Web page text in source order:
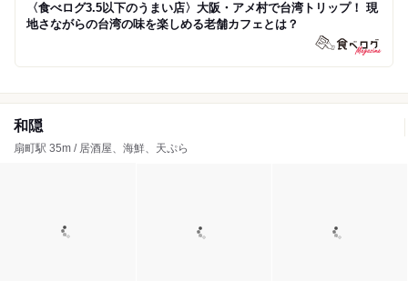
〈食べログ3.5以下のうまい店〉大阪・アメ村で台湾トリップ！ 現
地さながらの台湾の味を楽しめる老舗カフェとは？
和隠
扇町駅 35m / 居酒屋、海鮮、天ぷら